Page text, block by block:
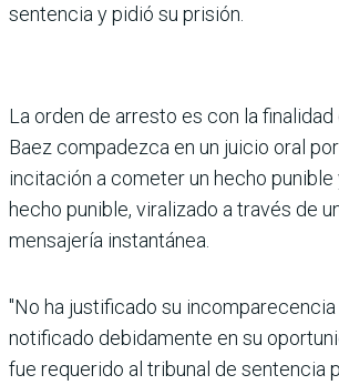
sentencia y pidió su prisión.
La orden de arresto es con la finalidad
Baez compadezca en un juicio oral
incitación a cometer un hecho punible
hecho punible, viralizado a través de
mensajería instantánea.
"No ha justificado su
notificado debidamente en su
fue requerido al tribunal de sentencia